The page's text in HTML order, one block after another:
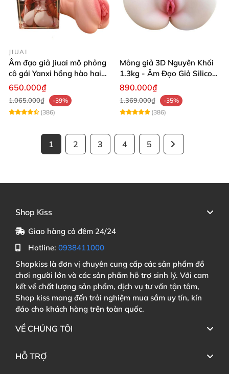
JIUAI
Âm đạo giả Jiuai mô phỏng
cô gái Yanxi hồng hào hai
lỗ bướm giả cầm tay 610g
650.000₫
1.065.000₫
-39%
(386)
Mông giả 3D Nguyên Khối
1.3kg - Âm Đạo Giả Silicon
Siêu Mềm 2 Lỗ Nằm Ngửa
890.000₫
1.369.000₫
-35%
(386)
1 2 3 4 5
Shop Kiss
Giao hàng cả đêm 24/24
Hotline: 0938411000
Shopkiss là đơn vị chuyên cung cấp các sản phẩm đồ
chơi người lớn và các sản phẩm hỗ trợ sinh lý. Với cam
kết về chất lượng sản phẩm, dịch vụ tư vấn tận tâm,
Shop kiss mang đến trải nghiệm mua sắm uy tín, kín
đáo cho khách hàng trên toàn quốc.
VỀ CHÚNG TÔI
HỖ TRỢ